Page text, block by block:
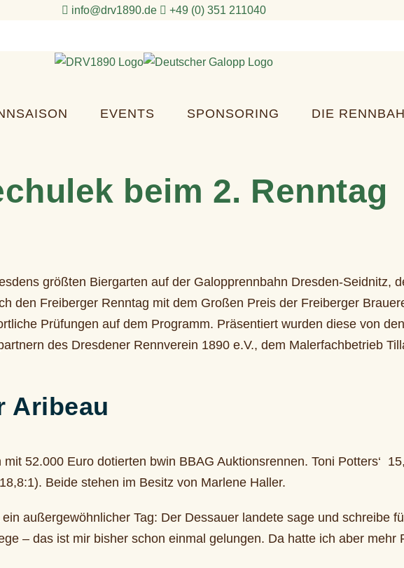
info@drv1890.de​
+49 (0) 351 211040
EVENTS SPONSORING DIE
beim 2. Renntag
größten Biergarten auf der Galopprennbahn Dresden-Seidnitz,
den Freiberger Renntag mit dem Großen Preis der Freiberger
Prüfungen auf dem Programm. Präsentiert wurden diese von
des Dresdener Rennverein 1890 e.V., dem Malerfachbetrieb
Aribeau
52.000 Euro dotierten bwin BBAG Auktionsrennen. Toni Potters‘
Beide stehen im Besitz von Marlene Haller.
außergewöhnlicher Tag: Der Dessauer landete sage und schreibe
– das ist mir bisher schon einmal gelungen. Da hatte ich aber mehr